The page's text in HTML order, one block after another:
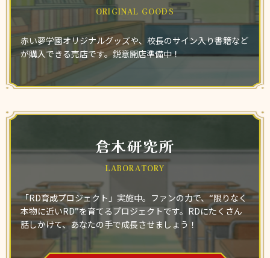
ORIGINAL GOODS
赤い夢学園オリジナルグッズや、校長のサイン入り書籍など
が購入できる売店です。鋭意開店準備中！
倉木研究所
LABORATORY
「RD育成プロジェクト」実施中。ファンの力で、“限りなく
本物に近いRD”を育てるプロジェクトです。RDにたくさん
話しかけて、あなたの手で成長させましょう！